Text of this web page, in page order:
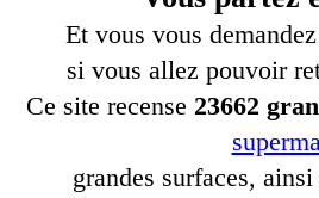
Et vous vous demandez
si vous allez pouvoir
Ce site recense 23662
grandes surfaces,